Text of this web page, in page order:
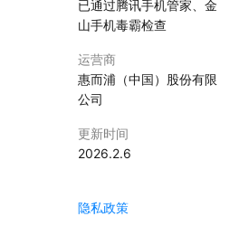
已通过腾讯手机管家、金
山手机毒霸检查
运营商
惠而浦（中国）股份有限
公司
更新时间
2026.2.6
隐私政策